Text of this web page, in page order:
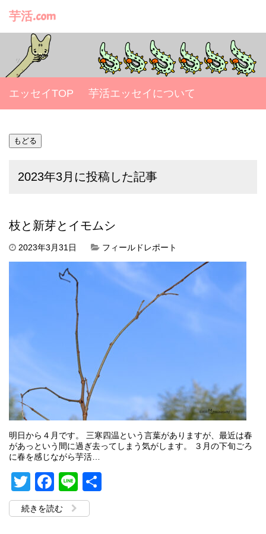
芋活.com
エッセイTOP 芋活エッセイについて
2023年3月に投稿した記事
枝と新芽とイモムシ
2023年3月31日 フィールドレポート
明日から４月です。 三寒四温という言葉がありますが、最近は春
があっという間に過ぎ去ってしまう気がします。 ３月の下旬ごろ
に春を感じながら芋活…
TwitterFacebook
Line
続きを読む